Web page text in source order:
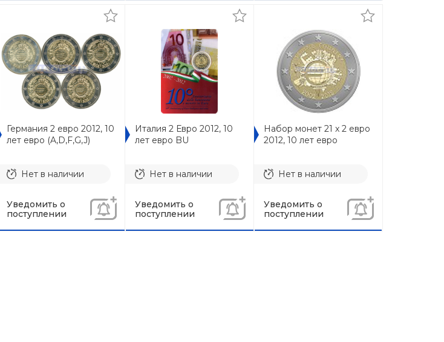
Германия 2 евро 2012, 10
лет евро (A,D,F,G,J)
Нет в наличии
Уведомить о
поступлении
Италия 2 Евро 2012, 10
лет евро BU
Нет в наличии
Уведомить о
поступлении
Набор монет 21 x 2 евро
2012, 10 лет евро
Нет в наличии
Уведомить о
поступлении